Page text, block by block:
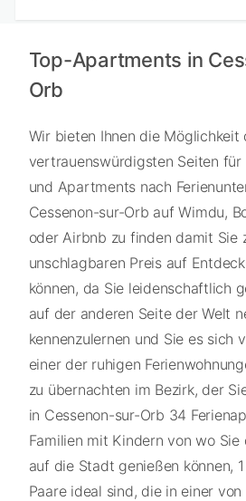
Top-Apartments in
Orb
Wir bieten Ihnen die Möglichkeit
vertrauenswürdigsten Seiten für
und Apartments nach
Cessenon-sur-Orb auf Wimdu,
oder Airbnb zu finden damit Sie
unschlagbaren Preis auf
können, da Sie leidenschaftlich
auf der anderen Seite der Welt
kennenzulernen und Sie es sich
einer der ruhigen
zu übernachten im Bezirk, der
in Cessenon-sur-Orb 34
Familien mit Kindern von wo Sie
auf die Stadt genießen können,
Paare ideal sind, die in einer